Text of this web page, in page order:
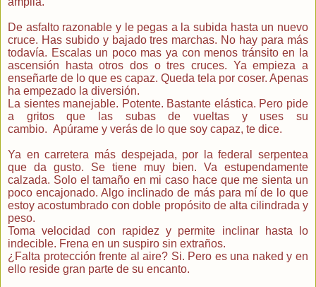
De asfalto razonable y le pegas a la subida hasta un nuevo
cruce. Has subido y bajado tres marchas. No hay para más
todavía. Escalas un poco mas ya con menos tránsito en la
ascensión hasta otros dos o tres cruces. Ya empieza a
enseñarte de lo que es capaz. Queda tela por coser. Apenas
ha empezado la diversión.
La sientes manejable. Potente. Bastante elástica. Pero pide
a gritos que las subas de vueltas y uses su
cambio. Apúrame y verás de lo que soy capaz, te dice.
Ya en carretera más despejada, por la federal serpentea
que da gusto. Se tiene muy bien. Va estupendamente
calzada. Solo el tamaño en mi caso hace que me sienta un
poco encajonado. Algo inclinado de más para mí de lo que
estoy acostumbrado con doble propósito de alta cilindrada y
peso.
Toma velocidad con rapidez y permite inclinar hasta lo
indecible. Frena en un suspiro sin extraños.
¿Falta protección frente al aire? Si. Pero es una naked y en
ello reside gran parte de su encanto.